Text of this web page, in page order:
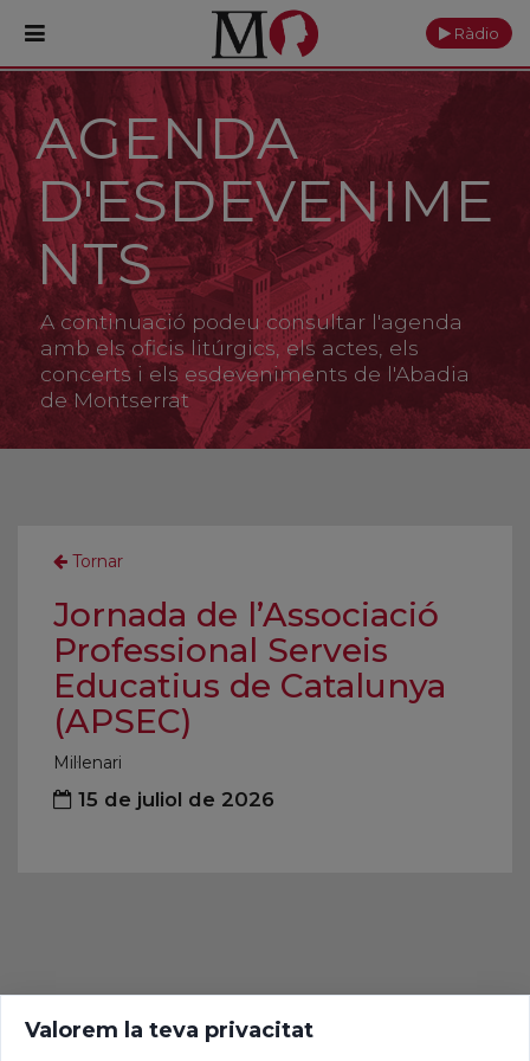
PORTADA
Monestir
Cultura
Actualitat
Fundació
Visita'ns
Ofrenes
Ràdio
AGENDA
D'ESDEVENIME
NTS
A continuació podeu consultar l'agenda
amb els oficis litúrgics, els actes, els
concerts i els esdeveniments de l'Abadia
de Montserrat
Tornar
Jornada de l’Associació
Professional Serveis
Educatius de Catalunya
(APSEC)
Mil·lenari
15 de juliol de 2026
Valorem la teva privacitat